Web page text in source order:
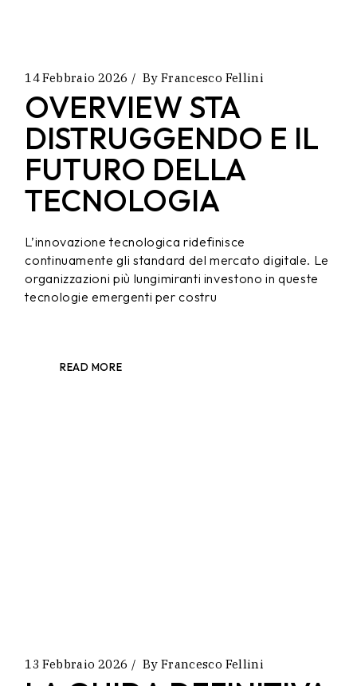
14 Febbraio 2026 By Francesco Fellini
OVERVIEW STA
DISTRUGGENDO E IL
FUTURO DELLA
TECNOLOGIA
L’innovazione tecnologica ridefinisce
continuamente gli standard del mercato digitale. Le
organizzazioni più lungimiranti investono in queste
tecnologie emergenti per costru
READ MORE
13 Febbraio 2026 By Francesco Fellini